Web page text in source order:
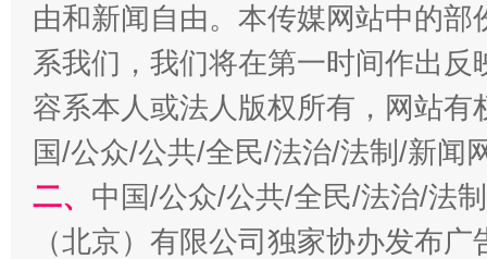
扯下公款旅游的“隐身衣” 如何以
由和新闻自由。本传媒网站中的
系我们，我们将在第一时间作出
容系本人或法人版权所有，网站
国/公众/公共/全民/法治/法制/新闻
二、 中国/公众/公共/全民/法治/法
（北京）有限公司独家协办发布